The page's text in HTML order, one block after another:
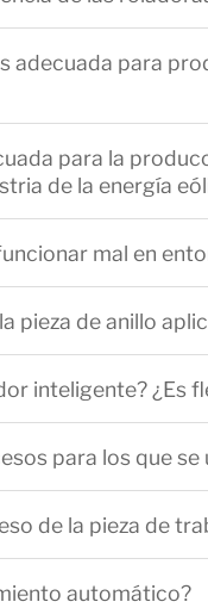
adecuada para
para la
de la energía
mal en
pieza de anillo
inteligente? ¿Es
para los que se
de la pieza de
automático?